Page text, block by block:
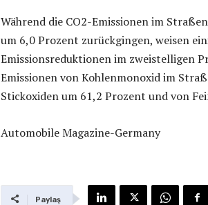
Während die CO2-Emissionen im
um 6,0 Prozent zurückgingen, weisen
Emissionsreduktionen im zweistelligen
Emissionen von Kohlenmonoxid im
Stickoxiden um 61,2 Prozent und von
Automobile Magazine-Germany
Paylaş